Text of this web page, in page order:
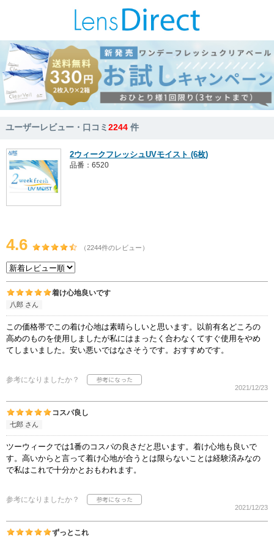
ユーザーレビュー・口コミ2244 件
2ウィークフレッシュUVモイスト (6枚)
品番：6520
4.6 （2244件のレビュー）
着け心地良いです
八郎 さん
この価格帯でこの着け心地は素晴らしいと思います。以前有名どころの
高めのものを使用しましたが私にはまったく合わなくてすぐ使用をやめ
てしまいました。安い悪いではなさそうです。おすすめです。
参考になりましたか？
2021/12/23
コスパ良し
七郎 さん
ツーウィークでは1番のコスパの良さだと思います。着け心地も良いで
す。高いからと言って着け心地が合うとは限らないことは経験済みなの
で私はこれで十分かとおもわれます。
参考になりましたか？
2021/12/23
ずっとこれ